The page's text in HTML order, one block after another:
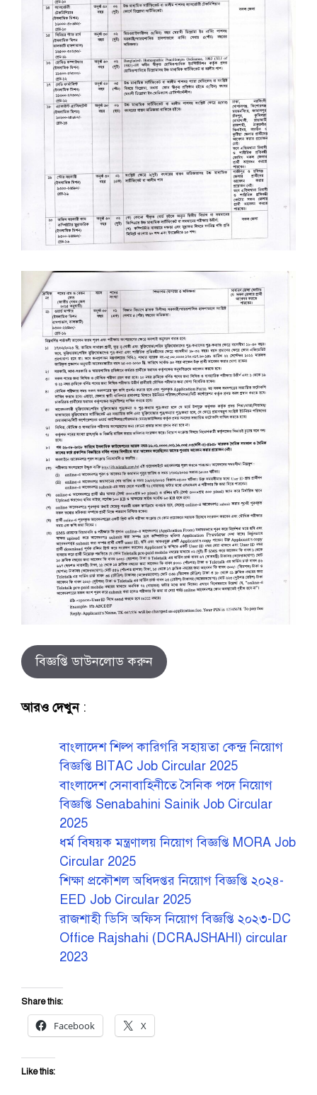
বিজ্ঞপ্তি ডাউনলোড করুন
আরও দেখুন:
বাংলাদেশ শিল্প কারিগরি সহায়তা কেন্দ্র নিয়োগ
বিজ্ঞপ্তি BITAC Job Circular 2025
বাংলাদেশ সেনাবাহিনীতে সৈনিক পদে নিয়োগ
বিজ্ঞপ্তি Senabahini Sainik Job Circular
2025
ধর্ম বিষয়ক মন্ত্রণালয় নিয়োগ বিজ্ঞপ্তি MORA Job
Circular 2025
শিক্ষা প্রকৌশল অধিদপ্তর নিয়োগ বিজ্ঞপ্তি ২০২৪-
EED Job Circular 2025
রাজশাহী ডিসি অফিস নিয়োগ বিজ্ঞপ্তি ২০২৩-DC
Office Rajshahi (DCRAJSHAHI) circular
2023
Share this:
Facebook X
Like this: